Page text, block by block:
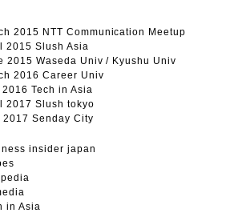
2015 NTT Communication Meetup
2015 Slush Asia
2015 Waseda Univ / Kyushu Univ
2016 Career Univ
2016 Tech in Asia
2017 Slush tokyo
2017 Senday City
insider japan
in Asia